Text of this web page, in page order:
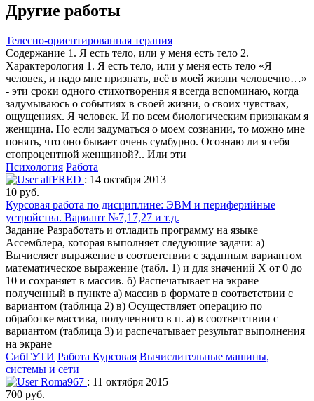
Другие работы
Телесно-ориентированная терапия
Содержание 1. Я есть тело, или у меня есть тело 2.
Характерология 1. Я есть тело, или у меня есть тело «Я
человек, и надо мне признать, всё в моей жизни человечно…»
- эти сроки одного стихотворения я всегда вспоминаю, когда
задумываюсь о событиях в своей жизни, о своих чувствах,
ощущениях. Я человек. И по всем биологическим признакам я
женщина. Но если задуматься о моем сознании, то можно мне
понять, что оно бывает очень сумбурно. Осознаю ли я себя
стопроцентной женщиной?.. Или эти
Психология Работа
alfFRED : 14 октября 2013
10 руб.
Курсовая работа по дисциплине: ЭВМ и периферийные
устройства. Вариант №7,17,27 и т.д.
Задание Разработать и отладить программу на языке
Ассемблера, которая выполняет следующие задачи: а)
Вычисляет выражение в соответствии с заданным вариантом
математическое выражение (табл. 1) и для значений X от 0 до
10 и сохраняет в массив. б) Распечатывает на экране
полученный в пункте а) массив в формате в соответствии с
вариантом (таблица 2) в) Осуществляет операцию по
обработке массива, полученного в п. а) в соответствии с
вариантом (таблица 3) и распечатывает результат выполнения
на экране
СибГУТИ Работа Курсовая Вычислительные машины,
системы и сети
Roma967 : 11 октября 2015
700 руб.